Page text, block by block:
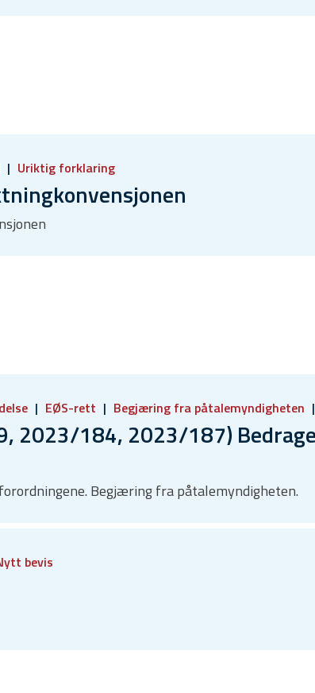
Uriktig forklaring
EØS-rett Begjæring fra påtalemyndigheten
2023/184, 2023/187)
Begjæring fra påtalemyndigheten.
bevis